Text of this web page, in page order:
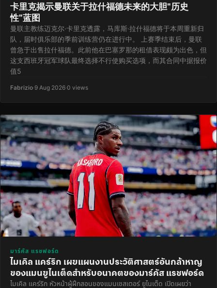
卡里克揭示曼联关于拉什福德未来的大胆"历史
性"蓝图
曼联主教练迈克尔·卡里克透露，马库斯·拉什福德将于本周重新归
队，届时俱乐部的季前训练营仍在进行中。 上赛季结束后，曼联
曾急于出售拉什福德。此前他在巴塞罗那的租借表现颇为出色，但
这支西班牙冠军球队最终选择不行使购买选项，而其合同中据报价
值5
Fabrizio·9 Aug 2026·0 views
มาร์คัส แรชฟอร์ด
ไมเคิล แคร์ริก เผยแผนงานประวัติศาสตร์อันกล้าหาญ
ของแมนยูไนเต็ดสำหรับอนาคตของมาร์คัส แรชฟอร์ด
ไมเคิล แคร์ริก หัวหน้าผู้ฝึกสอนของแมนเชสเตอร์ ยูไนเต็ด เปิดเผยว่า